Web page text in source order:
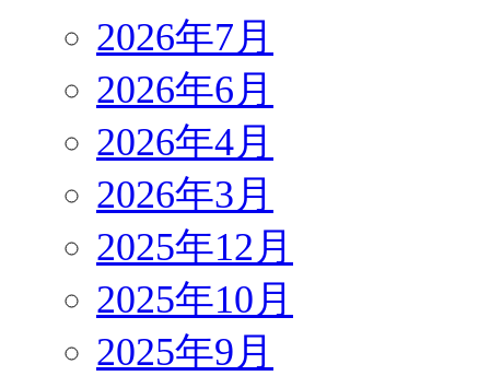
2026年7月
2026年6月
2026年4月
2026年3月
2025年12月
2025年10月
2025年9月